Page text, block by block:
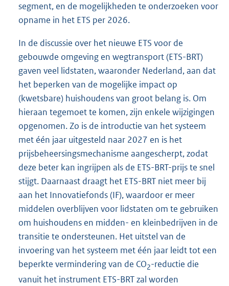
segment, en de mogelijkheden te onderzoeken voor
opname in het ETS per 2026.
In de discussie over het nieuwe ETS voor de
gebouwde omgeving en wegtransport (ETS-BRT)
gaven veel lidstaten, waaronder Nederland, aan dat
het beperken van de mogelijke impact op
(kwetsbare) huishoudens van groot belang is. Om
hieraan tegemoet te komen, zijn enkele wijzigingen
opgenomen. Zo is de introductie van het systeem
met één jaar uitgesteld naar 2027 en is het
prijsbeheersingsmechanisme aangescherpt, zodat
deze beter kan ingrijpen als de ETS-BRT-prijs te snel
stijgt. Daarnaast draagt het ETS-BRT niet meer bij
aan het Innovatiefonds (IF), waardoor er meer
middelen overblijven voor lidstaten om te gebruiken
om huishoudens en midden- en kleinbedrijven in de
transitie te ondersteunen. Het uitstel van de
invoering van het systeem met één jaar leidt tot een
beperkte vermindering van de CO2-reductie die
vanuit het instrument ETS-BRT zal worden